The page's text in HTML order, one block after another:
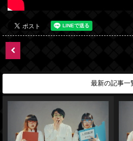
最新の記事一